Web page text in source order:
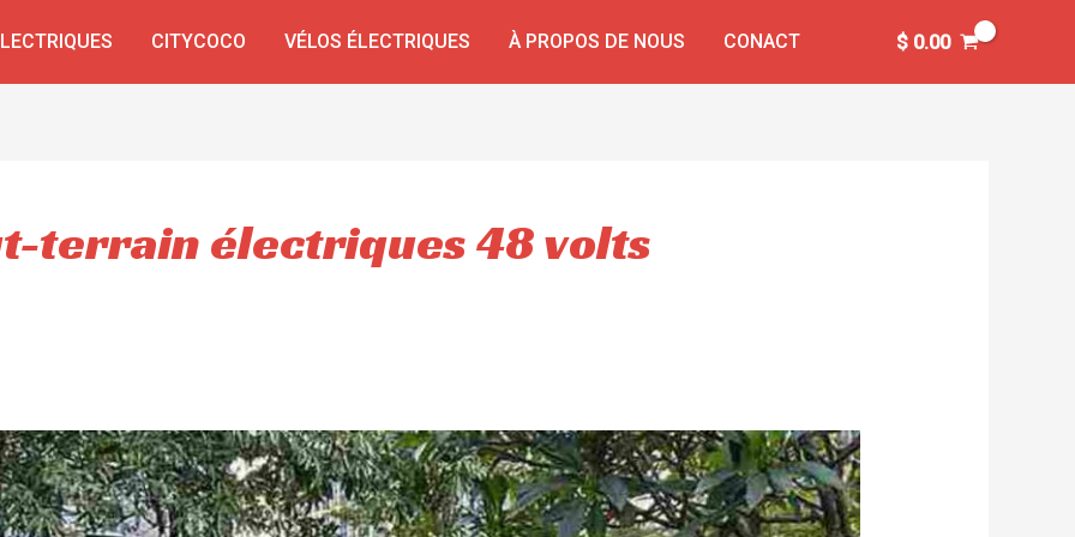
CITYCOCO VÉLOS ÉLECTRIQUES À PROPOS DE NOUS CONACT $0.00
terrain électriques 48 volts